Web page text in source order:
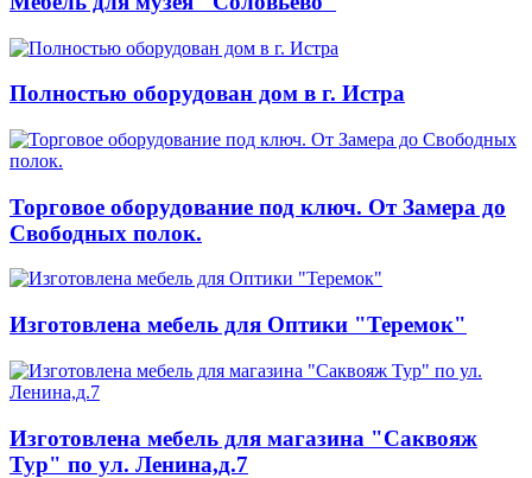
Полностью оборудован дом в г. Истра
Торговое оборудование под ключ. От Замера до
Свободных полок.
Изготовлена мебель для Оптики "Теремок"
Изготовлена мебель для магазина "Саквояж
Тур" по ул. Ленина,д.7